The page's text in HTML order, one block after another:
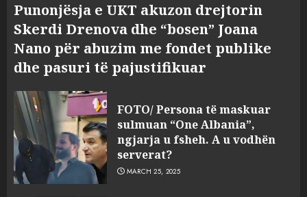
Punonjësja e UKT akuzon drejtorin
Skerdi Drenova dhe “bosen” Joana
Nano për abuzim me fondet publike
dhe pasuri të pajustifikuar
FOTO/ Persona të maskuar
sulmuan “One Albania”,
ngjarja u fsheh. A u vodhën
serverat?
MARCH 25, 2025